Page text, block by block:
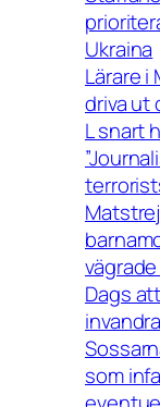
Ukraina
Lärare i
driva ut
L snart
Dags
som